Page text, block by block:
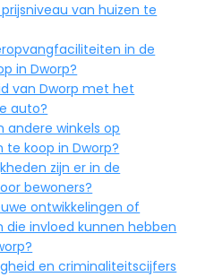
van huizen te
in de
in Dworp?
van Dworp met het
auto?
andere winkels op
koop in Dworp?
zijn er in de
bewoners?
ontwikkelingen of
invloed kunnen hebben
en criminaliteitscijfers